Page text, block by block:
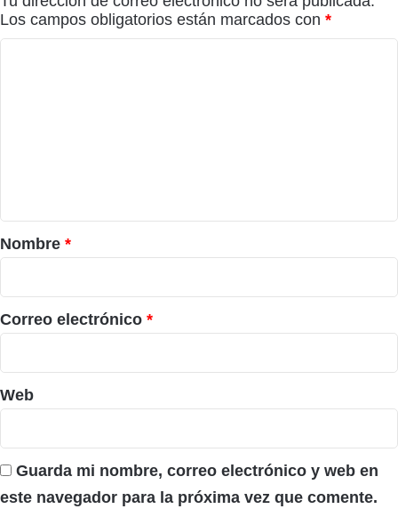
Los campos obligatorios están marcados con *
r
i
o
*
Nombre *
Correo electrónico *
Web
Guarda mi nombre, correo electrónico y web en
este navegador para la próxima vez que comente.